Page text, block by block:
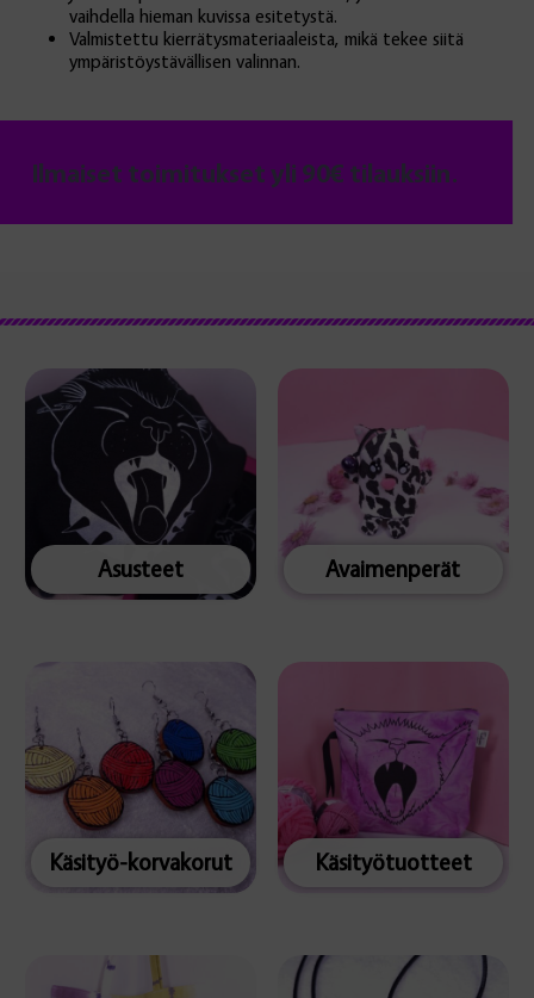
vaihdella hieman kuvissa esitetystä.
Valmistettu kierrätysmateriaaleista, mikä tekee siitä
ympäristöystävällisen valinnan.
Ilmaiset toimitukset yli 90€ tilauksiin.
Asusteet Avaimenperät
Käsityö-korvakorut Käsityötuotteet